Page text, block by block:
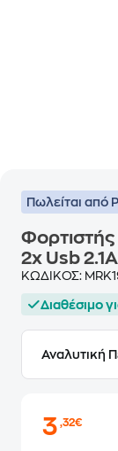
Πωλείται από
2x Usb
ΚΩΔΙΚΟΣ:
Διαθέσιμο
Αναλυτική
3,32€